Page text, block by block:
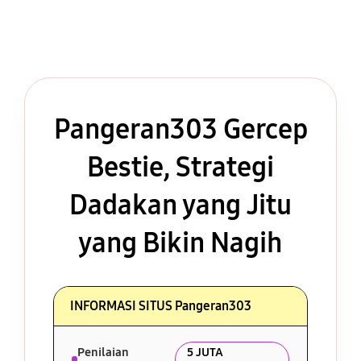
Pangeran303 Gercep
Bestie, Strategi
Dadakan yang Jitu
yang Bikin Nagih
INFORMASI SITUS Pangeran303
Penilaian
5 JUTA